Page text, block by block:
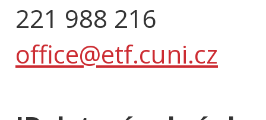
221 988 216
office@etf.cuni.cz